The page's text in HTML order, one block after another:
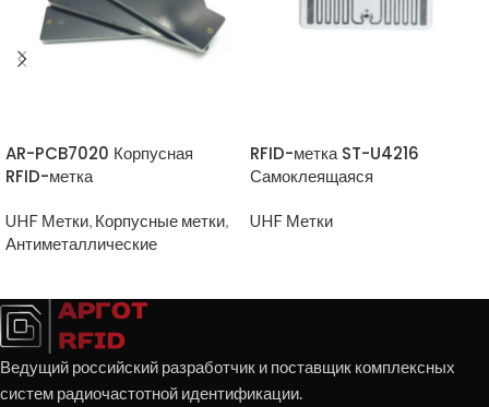
AR-PCB7020 Корпусная
RFID-метка
UHF Метки, Корпусные метки,
Антиметаллические
RFID-метка ST-U4216
Самоклеящаяся
UHF Метки
Ведущий российский разработчик и поставщик комплексных
систем радиочастотной идентификации.